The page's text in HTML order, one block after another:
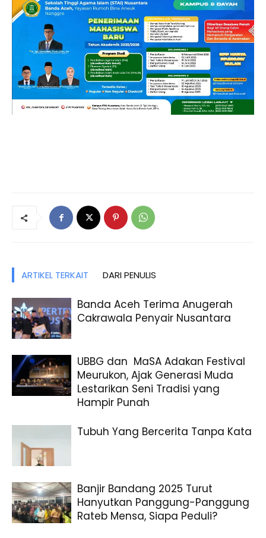
ARTIKEL TERKAIT DARI PENULIS
Banda Aceh Terima Anugerah
Cakrawala Penyair Nusantara
UBBG dan MaSA Adakan Festival
Meurukon, Ajak Generasi Muda
Lestarikan Seni Tradisi yang
Hampir Punah
Tubuh Yang Bercerita Tanpa Kata
Banjir Bandang 2025 Turut
Hanyutkan Panggung-Panggung
Rateb Mensa, Siapa Peduli?